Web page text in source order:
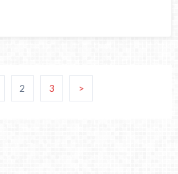
2 3 >